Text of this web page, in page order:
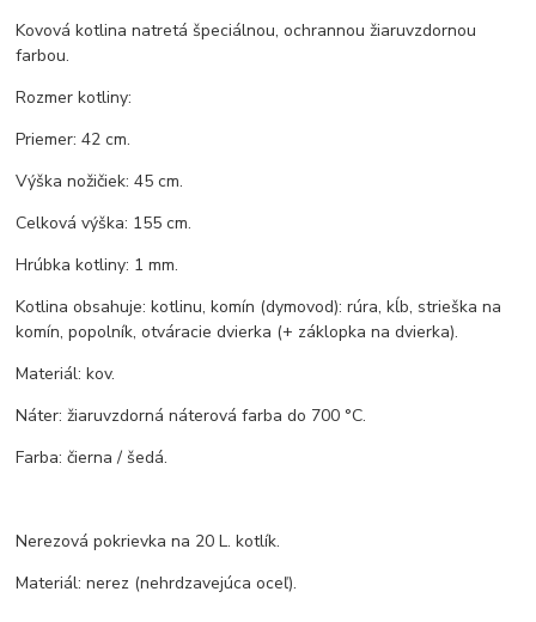
Kovová kotlina natretá špeciálnou, ochrannou žiaruvzdornou
farbou.
Rozmer kotliny:
Priemer: 42 cm.
Výška nožičiek: 45 cm.
Celková výška: 155 cm.
Hrúbka kotliny: 1 mm.
Kotlina obsahuje: kotlinu, komín (dymovod): rúra, kĺb, strieška na
komín, popolník, otváracie dvierka (+ záklopka na dvierka).
Materiál: kov.
Náter: žiaruvzdorná náterová farba do 700 °C.
Farba: čierna / šedá.
Nerezová pokrievka na 20 L. kotlík.
Materiál: nerez (nehrdzavejúca oceľ).